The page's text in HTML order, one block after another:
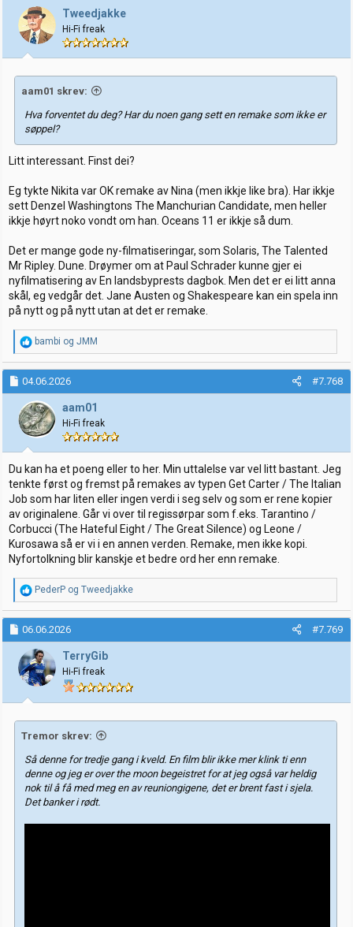
j
o
n
e
r
Tweedjakke
Hi-Fi freak
aam01 skrev:
Hva forventet du deg? Har du noen gang sett en remake som ikke er
søppel?
Litt interessant. Finst dei?
Eg tykte Nikita var OK remake av Nina (men ikkje like bra). Har ikkje
sett Denzel Washingtons The Manchurian Candidate, men heller
ikkje høyrt noko vondt om han. Oceans 11 er ikkje så dum.
Det er mange gode ny-filmatiseringar, som Solaris, The Talented
Mr Ripley. Dune. Drøymer om at Paul Schrader kunne gjer ei
nyfilmatisering av En landsbyprests dagbok. Men det er ei litt anna
skål, eg vedgår det. Jane Austen og Shakespeare kan ein spela inn
på nytt og på nytt utan at det er remake.
R
e
a
k
j
o
n
e
r
:
bambi og JMM
04.06.2026 #7.768
aam01
Hi-Fi freak
Du kan ha et poeng eller to her. Min uttalelse var vel litt bastant. Jeg
tenkte først og fremst på remakes av typen Get Carter / The Italian
Job som har liten eller ingen verdi i seg selv og som er rene kopier
av originalene. Går vi over til regissørpar som f.eks. Tarantino /
Corbucci (The Hateful Eight / The Great Silence) og Leone /
Kurosawa så er vi i en annen verden. Remake, men ikke kopi.
Nyfortolkning blir kanskje et bedre ord her enn remake.
R
e
a
k
j
o
n
e
r
PederP og Tweedjakke
06.06.2026 #7.769
TerryGib
Hi-Fi freak
Tremor skrev:
Så denne for tredje gang i kveld. En film blir ikke mer klink ti enn
denne og jeg er over the moon begeistret for at jeg også var heldig
nok til å få med meg en av reuniongigene, det er brent fast i sjela.
Det banker i rødt.